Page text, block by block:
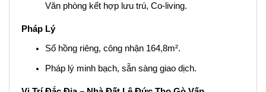
Văn phòng kết hợp lưu trú, Co-living.
Pháp Lý
Sổ hồng riêng, công nhận 164,8m².
Pháp lý minh bạch, sẵn sàng giao dịch.